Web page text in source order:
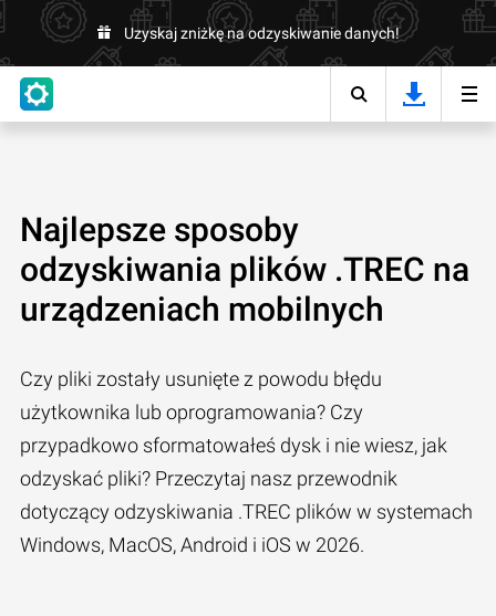
Uzyskaj zniżkę na odzyskiwanie danych!
Najlepsze sposoby
odzyskiwania plików .TREC na
urządzeniach mobilnych
Czy pliki zostały usunięte z powodu błędu
użytkownika lub oprogramowania? Czy
przypadkowo sformatowałeś dysk i nie wiesz, jak
odzyskać pliki? Przeczytaj nasz przewodnik
dotyczący odzyskiwania .TREC plików w systemach
Windows, MacOS, Android i iOS w 2026.